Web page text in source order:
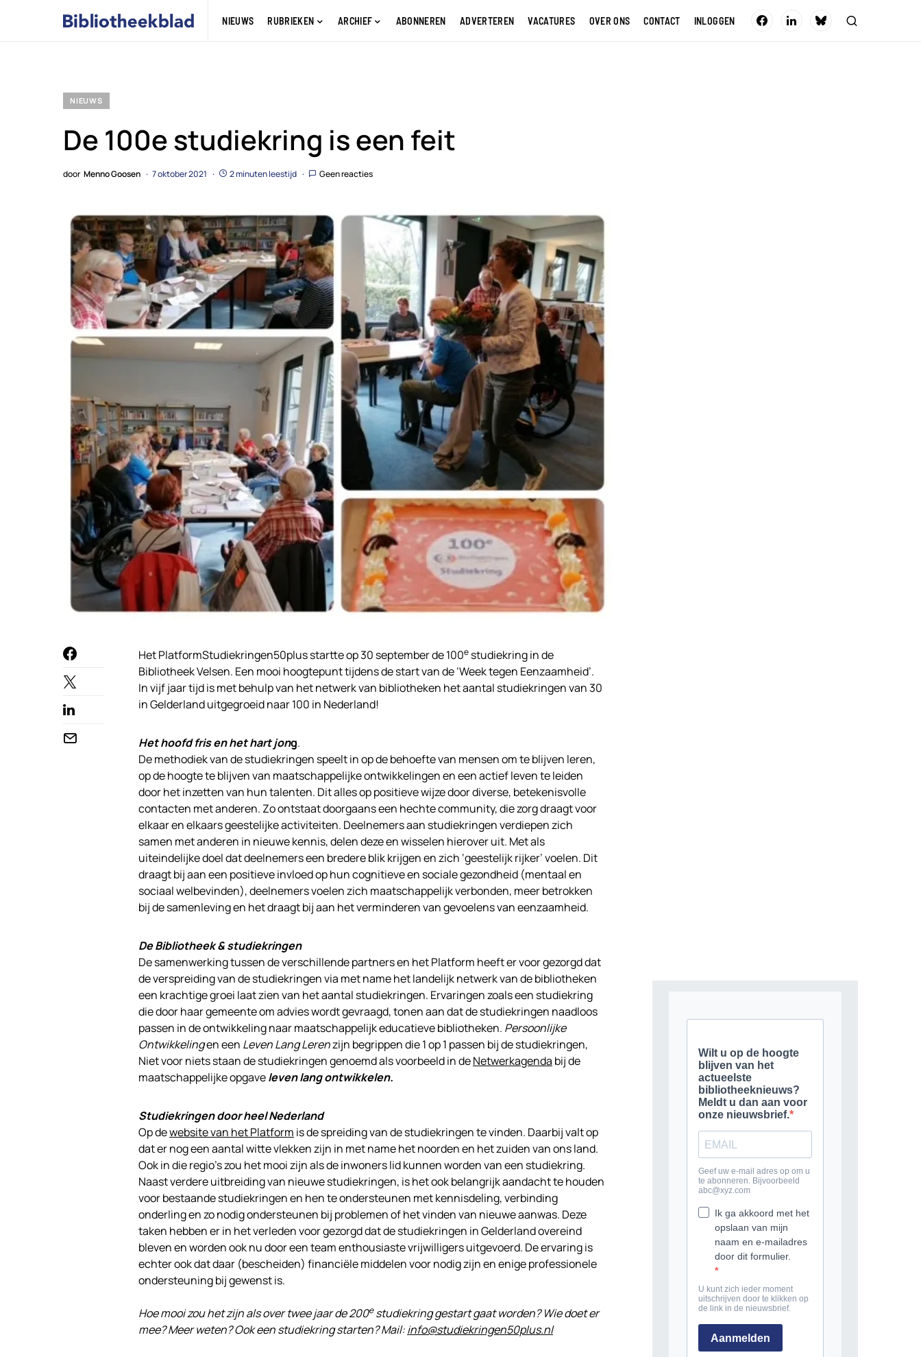
NIEUWS RUBRIEKEN ARCHIEF ABONNEREN ADVERTEREN VACATURES OVER ONS CONTACT INLOGGEN
NIEUWS
De 100e studiekring is een feit
door Menno Goosen 7 oktober 2021 2 minuten leestijd Geen reacties
Het PlatformStudiekringen50plus startte op 30 september de 100e studiekring in de
Bibliotheek Velsen. Een mooi hoogtepunt tijdens de start van de ‘Week tegen Eenzaamheid’.
In vijf jaar tijd is met behulp van het netwerk van bibliotheken het aantal studiekringen van 30
in Gelderland uitgegroeid naar 100 in Nederland!
Het hoofd fris en het hart jong.
De methodiek van de studiekringen speelt in op de behoefte van mensen om te blijven leren,
op de hoogte te blijven van maatschappelijke ontwikkelingen en een actief leven te leiden
door het inzetten van hun talenten. Dit alles op positieve wijze door diverse, betekenisvolle
contacten met anderen. Zo ontstaat doorgaans een hechte community, die zorg draagt voor
elkaar en elkaars geestelijke activiteiten. Deelnemers aan studiekringen verdiepen zich
samen met anderen in nieuwe kennis, delen deze en wisselen hierover uit. Met als
uiteindelijke doel dat deelnemers een bredere blik krijgen en zich ‘geestelijk rijker’ voelen. Dit
draagt bij aan een positieve invloed op hun cognitieve en sociale gezondheid (mentaal en
sociaal welbevinden), deelnemers voelen zich maatschappelijk verbonden, meer betrokken
bij de samenleving en het draagt bij aan het verminderen van gevoelens van eenzaamheid.
De Bibliotheek & studiekringen
De samenwerking tussen de verschillende partners en het Platform heeft er voor gezorgd dat
de verspreiding van de studiekringen via met name het landelijk netwerk van de bibliotheken
een krachtige groei laat zien van het aantal studiekringen. Ervaringen zoals een studiekring
die door haar gemeente om advies wordt gevraagd, tonen aan dat de studiekringen naadloos
passen in de ontwikkeling naar maatschappelijk educatieve bibliotheken. Persoonlijke
Ontwikkelingen een Leven Lang Lerenzijn begrippen die 1 op 1 passen bij de studiekringen,
Niet voor niets staan de studiekringen genoemd als voorbeeld in deNetwerkagenda bij de
maatschappelijke opgaveleven lang ontwikkelen.
Studiekringen door heel Nederland
Op dewebsite van het Platform is de spreiding van de studiekringen te vinden. Daarbij valt op
dat er nog een aantal witte vlekken zijn in met name het noorden en het zuiden van ons land.
Ook in die regio’s zou het mooi zijn als de inwoners lid kunnen worden van een studiekring.
Naast verdere uitbreiding van nieuwe studiekringen, is het ook belangrijk aandacht te houden
voor bestaande studiekringen en hen te ondersteunen met kennisdeling, verbinding
onderling en zo nodig ondersteunen bij problemen of het vinden van nieuwe aanwas. Deze
taken hebben er in het verleden voor gezorgd dat de studiekringen in Gelderland overeind
bleven en worden ook nu door een team enthousiaste vrijwilligers uitgevoerd. De ervaring is
echter ook dat daar (bescheiden) financiële middelen voor nodig zijn en enige professionele
ondersteuning bij gewenst is.
Hoe mooi zou het zijn als over twee jaar de 200estudiekring gestart gaat worden? Wie doet er
mee? Meer weten? Ook een studiekring starten? Mail:info@studiekringen50plus.nl